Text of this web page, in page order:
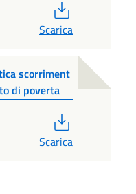
Scarica
scorriment
di poverta
Scarica